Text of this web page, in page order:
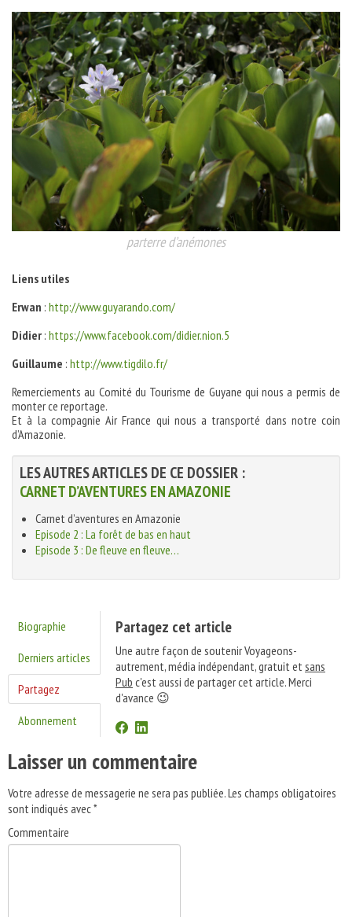
parterre d’anémones
Liens utiles
Erwan : http://www.guyarando.com/
Didier : https://www.facebook.com/didier.nion.5
Guillaume : http://www.tigdilo.fr/
Remerciements au Comité du Tourisme de Guyane qui nous a permis de
monter ce reportage.
Et à la compagnie Air France qui nous a transporté dans notre coin
d’Amazonie.
LES AUTRES ARTICLES DE CE DOSSIER :
CARNET D’AVENTURES EN AMAZONIE
Carnet d’aventures en Amazonie
Episode 2 : La forêt de bas en haut
Episode 3 : De fleuve en fleuve…
Biographie
Derniers articles
Partagez
Abonnement
Partagez cet article
Une autre façon de soutenir Voyageons-
autrement, média indépendant, gratuit et sans
Pub c'est aussi de partager cet article. Merci
d'avance 😉
Laisser un commentaire
Votre adresse de messagerie ne sera pas publiée.Les champs obligatoires
sont indiqués avec*
Commentaire